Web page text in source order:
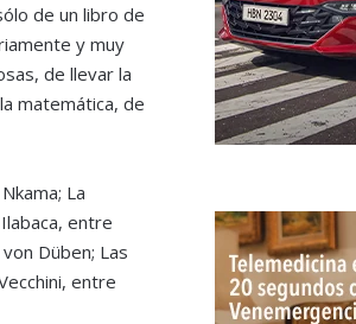
de un libro de
y muy
de llevar la
matemática, de
La
entre
Düben; Las
entre